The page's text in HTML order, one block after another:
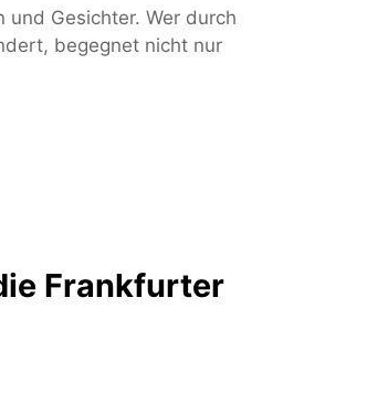
und Gesichter. Wer durch
begegnet nicht nur
Frankfurter